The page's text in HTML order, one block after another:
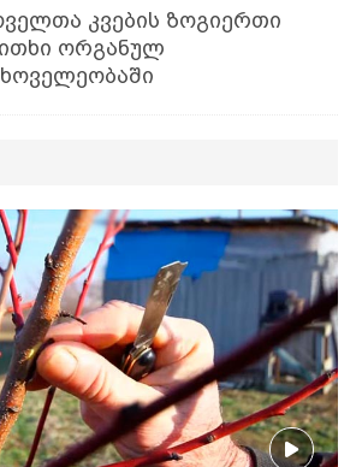
კვების ზოგიერთი
ორგანულ